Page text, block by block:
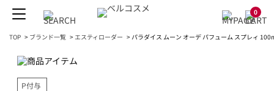
0
TOP > ブランド一覧 > エスティローダー >パラダイス ムーン オーデ パフューム スプレィ
P付与